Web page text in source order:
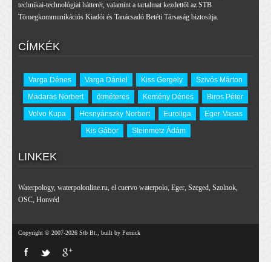
technikai-technológiai hátterét, valamint a tartalmat kezdettől az STB
Tömegkommunikációs Kiadói és Tanácsadó Betéti Társaság biztosítja.
CÍMKÉK
Varga Dénes Varga Dániel Kiss Gergely
Szivós Márton
Madaras Norbert
ötméteres Kemény Dénes
Biros Péter
Volvo Kupa
Hosnyánszky Norbert Euroliga
Eger-Vasas
Kis Gábor
Steinmetz Ádám
LINKEK
Waterpology, waterpolonline.ru, el cuervo waterpolo, Eger, Szeged, Szolnok,
OSC, Honvéd
Copyright © 2007-2026 Stb Bt., built by Pernick